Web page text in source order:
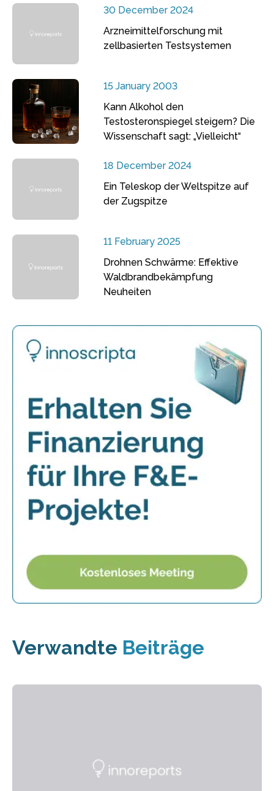
30 December 2024
Arzneimittelforschung mit
zellbasierten Testsystemen
15 January 2003
Kann Alkohol den
Testosteronspiegel steigern? Die
Wissenschaft sagt: „Vielleicht“
18 December 2024
Ein Teleskop der Weltspitze auf
der Zugspitze
11 February 2025
Drohnen Schwärme: Effektive
Waldbrandbekämpfung
Neuheiten
Verwandte Beiträge